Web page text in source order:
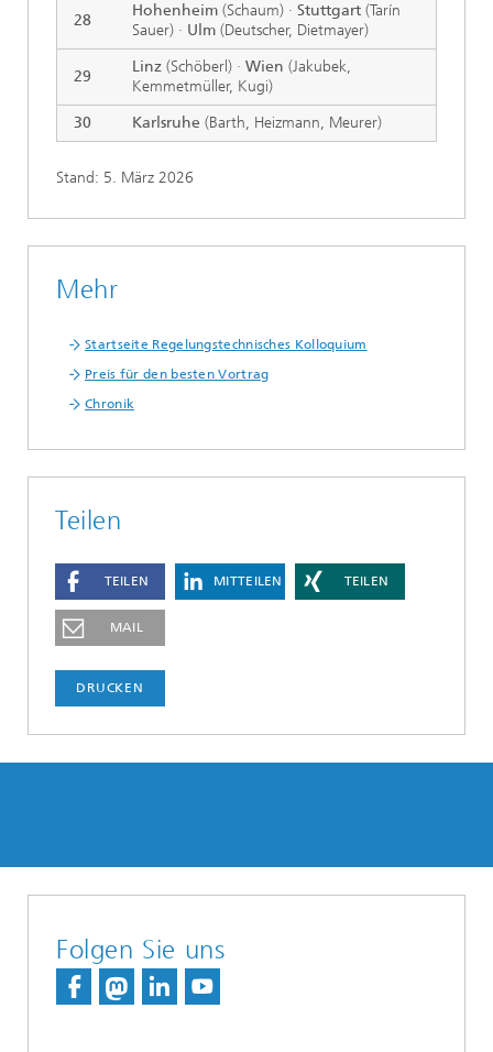
28
Hohenheim (Schaum) · Stuttgart (Tarín
Sauer) · Ulm (Deutscher, Dietmayer)
29
Linz (Schöberl) · Wien (Jakubek,
Kemmetmüller, Kugi)
30
Karlsruhe (Barth, Heizmann, Meurer)
Stand: 5. März 2026
Mehr
Startseite Regelungstechnisches Kolloquium
Preis für den besten Vortrag
Chronik
Teilen
TEILEN MITTEILEN TEILEN
MAIL
DRUCKEN
Folgen Sie uns